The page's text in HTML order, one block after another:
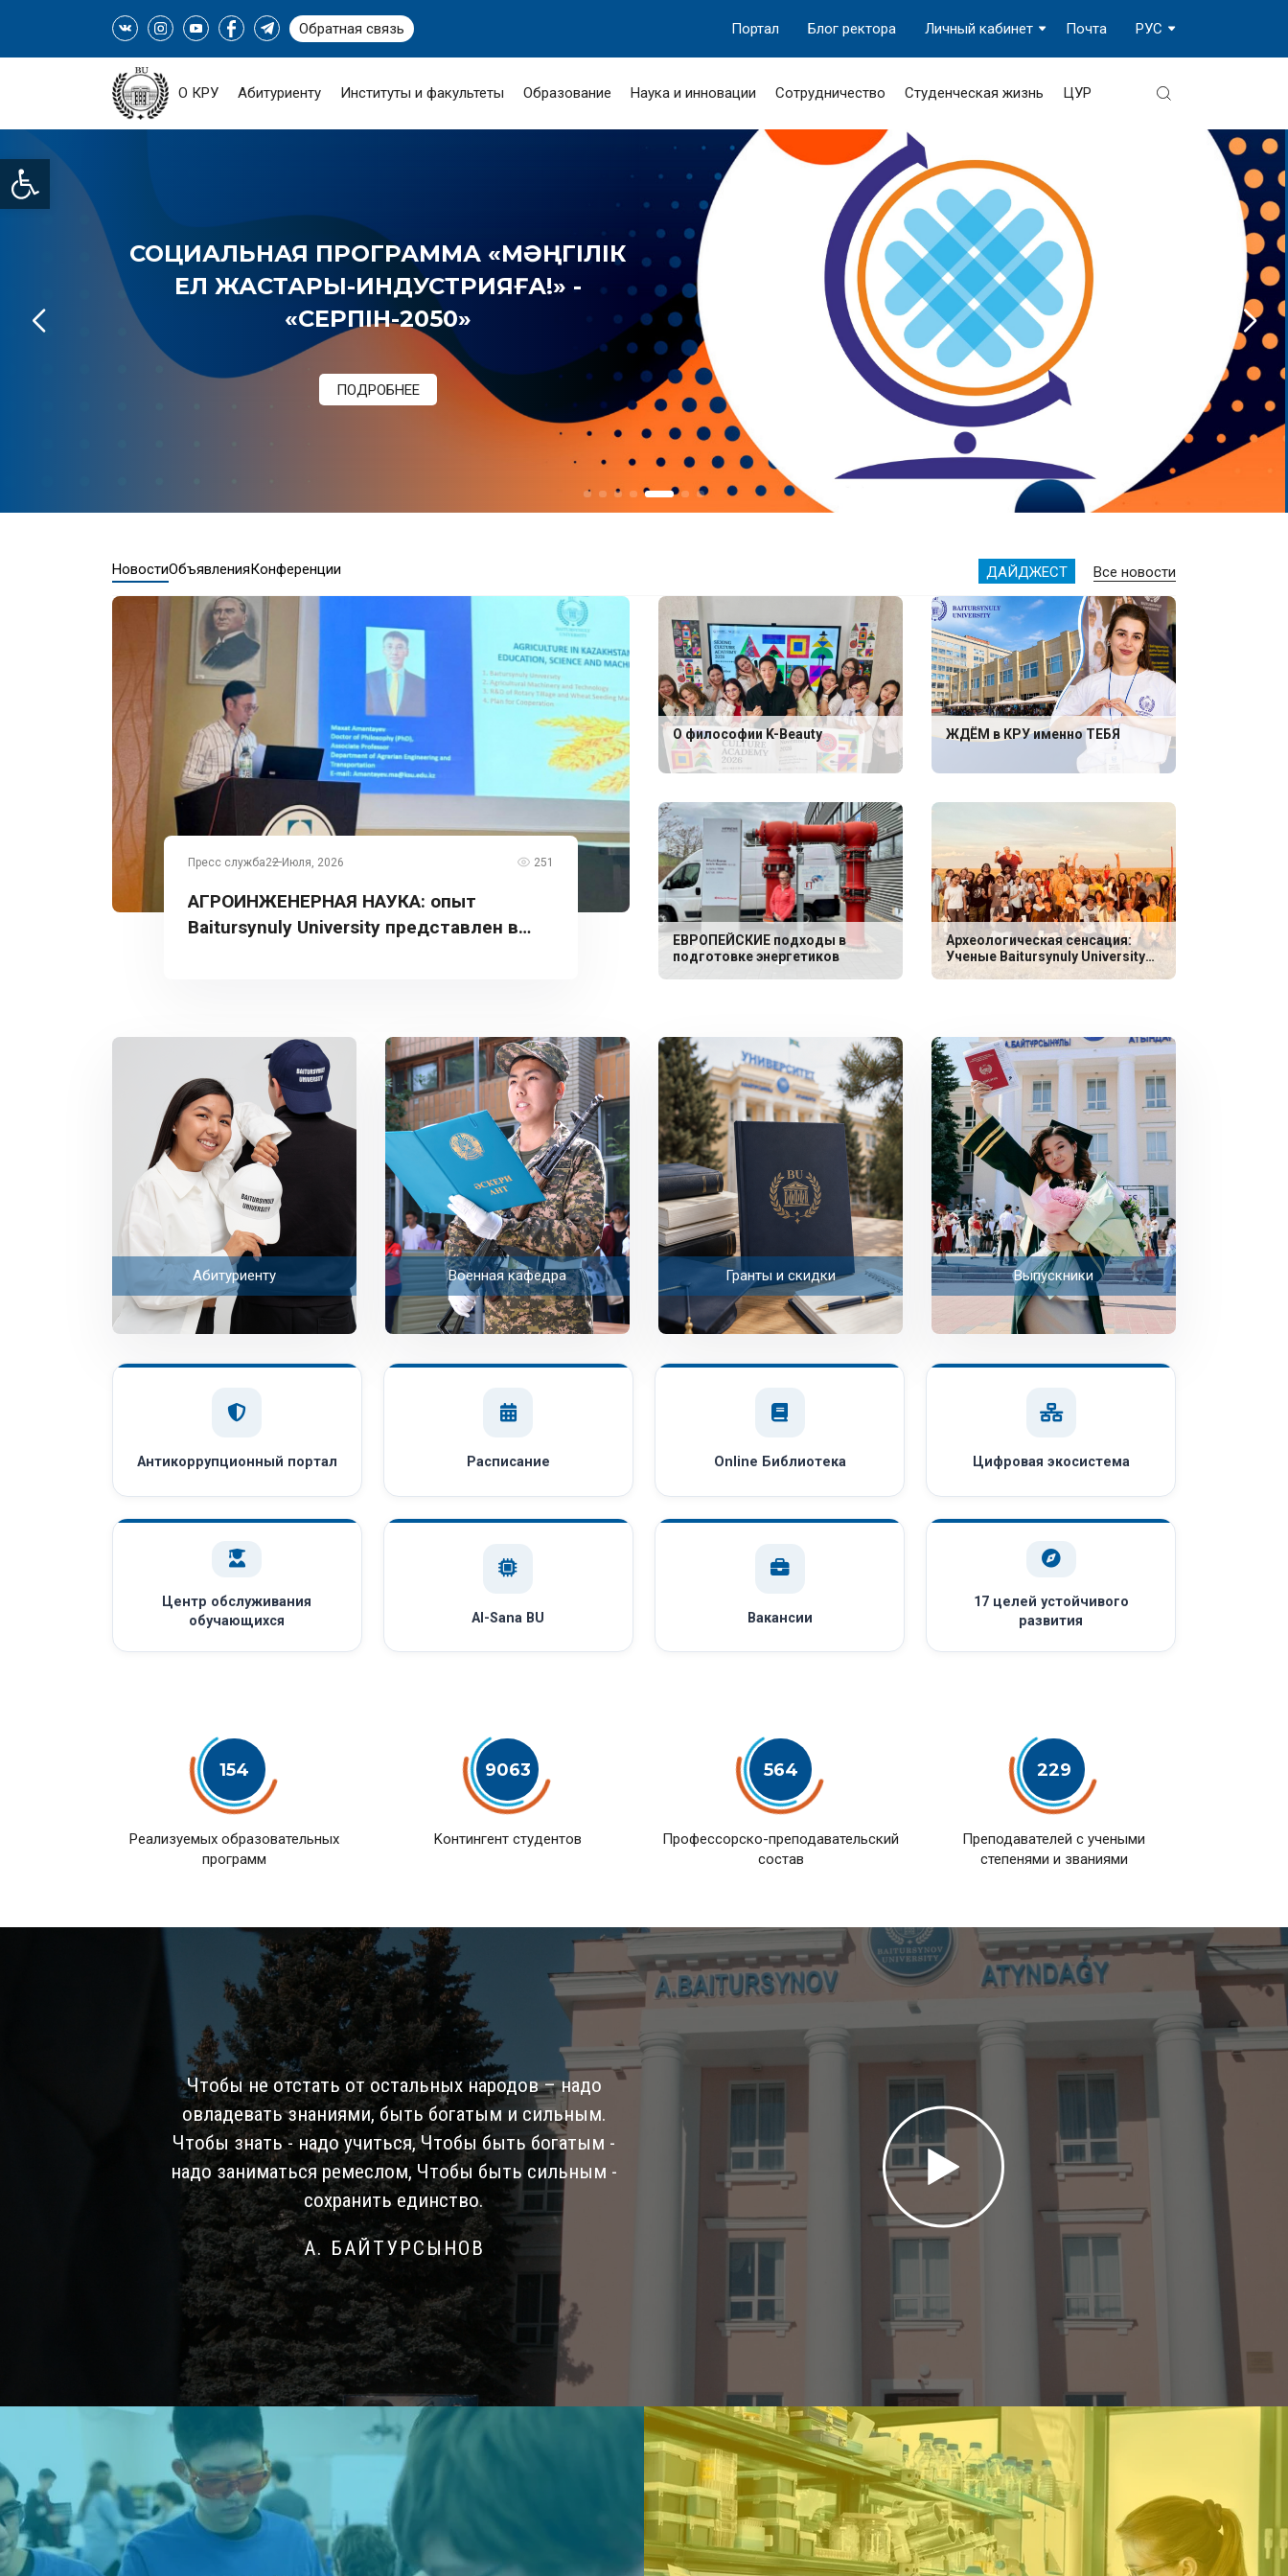
Open toolbar
Обратная связь РУС
Почта
Личный кабинет
Блог ректора
Портал
О КРУ Абитуриенту Институты и факультеты Образование Наука и инновации Сотрудничество Студенческая жизнь ЦУР
СОЦИАЛЬНАЯ ПРОГРАММА «МӘҢГІЛІК
ЕЛ ЖАСТАРЫ-ИНДУСТРИЯҒА!» -
«СЕРПІН-2050»
ПОДРОБНЕЕ
НовостиОбъявленияКонференции ДАЙДЖЕСТ Все новости
Пресс служба22 Июля, 2026 251
АГРОИНЖЕНЕРНАЯ НАУКА: опыт
Baitursynuly University представлен в
О философии K-Beauty ЖДЁМ в КРУ именно ТЕБЯ
ЕВРОПЕЙСКИЕ подходы в
подготовке энергетиков
Археологическая сенсация:
Ученые Baitursynuly University
обнаружили уникальные
Абитуриенту Военная кафедра Гранты и скидки Выпускники
Антикоррупционный портал Расписание Online Библиотека Цифровая экосистема
Центр обслуживания
обучающихся
AI-Sana BU Вакансии
17 целей устойчивого
развития
154
Pеализуемых образовательных
программ
9063
Kонтингент студентов
564
Профессорско-преподавательский
состав
229
Преподавателей с учеными
степенями и званиями
Чтобы не отстать от остальных народов – надо
овладевать знаниями, быть богатым и сильным.
Чтобы знать - надо учиться, Чтобы быть богатым -
надо заниматься ремеслом, Чтобы быть сильным -
сохранить единство.
А. БАЙТУРСЫНОВ